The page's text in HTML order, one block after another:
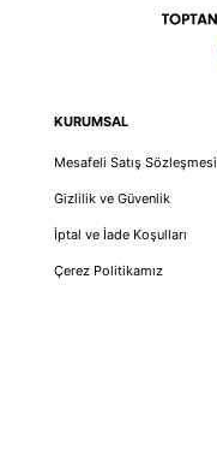
KURUMSAL
Mesafeli Satış Sözleşmesi
Gizlilik ve Güvenlik
İptal ve İade Koşulları
Çerez Politikamız